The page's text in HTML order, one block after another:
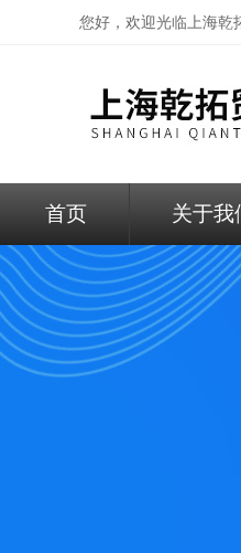
您好，欢迎光临上海乾
首页 关于我